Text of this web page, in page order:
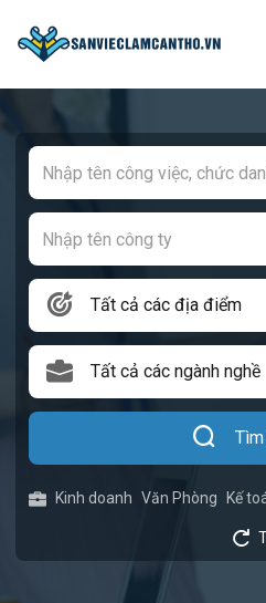
Tất cả các địa điểm
Tất cả các ngành nghề
Kinh doanh Văn Phòng Kế